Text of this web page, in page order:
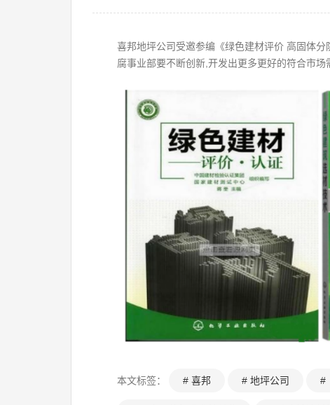
喜邦地坪公司受邀参编《绿色建材评价 高固体
腐事业部要不断创新,开发出更多更好的符合市场
本文标签： # 喜邦 # 地坪公司 #